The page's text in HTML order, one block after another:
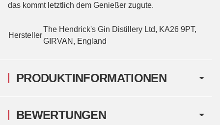
PRODUKTINFORMATIONEN
das kommt letztlich dem Genießer zugute.
Hersteller
The Hendrick's Gin Distillery Ltd, KA26 9PT,
GIRVAN, England
BEWERTUNGEN